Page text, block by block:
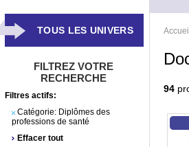
Accueil
94
TOUS LES UNIVERS
FILTREZ VOTRE
RECHERCHE
Filtres actifs:
Catégorie: Diplômes des
professions de santé
Effacer tout